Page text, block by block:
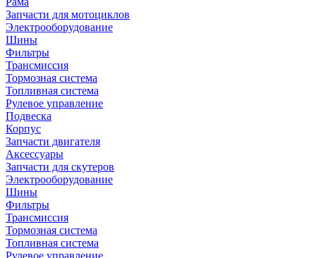
Запчасти для мотоциклов
Электрооборудование
Шины
Фильтры
Трансмиссия
Тормозная система
Топливная система
Рулевое управление
Подвеска
Корпус
Запчасти двигателя
Аксессуары
Запчасти для скутеров
Электрооборудование
Шины
Фильтры
Трансмиссия
Тормозная система
Топливная система
Рулевое управление